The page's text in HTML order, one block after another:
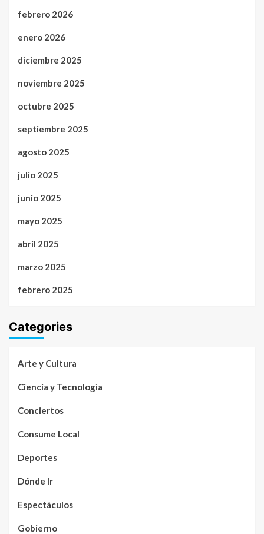
febrero 2026
enero 2026
diciembre 2025
noviembre 2025
octubre 2025
septiembre 2025
agosto 2025
julio 2025
junio 2025
mayo 2025
abril 2025
marzo 2025
febrero 2025
Categories
Arte y Cultura
Ciencia y Tecnologìa
Conciertos
Consume Local
Deportes
Dónde Ir
Espectáculos
Gobierno